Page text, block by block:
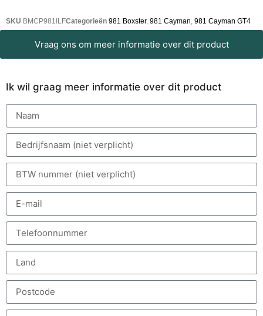
SKU BMCP981ILFCategorieën 981 Boxster, 981 Cayman 981 Cayman GT4
Vraag ons om meer informatie over dit product
Ik wil graag meer informatie over dit product